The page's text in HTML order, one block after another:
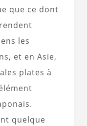
que ce dont
les
et en Asie,
plates à
quelque